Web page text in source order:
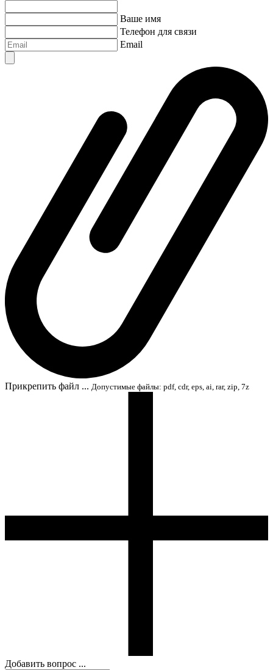
Ваше имя
Телефон для связи
Email
Прикрепить файл ... Допустимые файлы: pdf, cdr, eps, ai, rar, zip, 7z
Добавить вопрос ...